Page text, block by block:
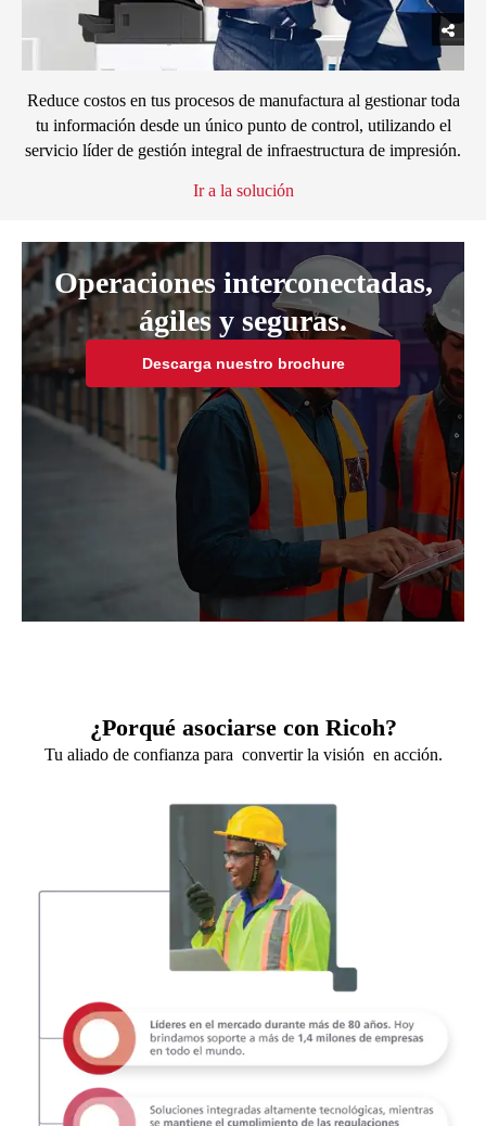
Reduce costos en tus procesos de manufactura al gestionar toda
tu información desde un único punto de control, utilizando el
servicio líder de gestión integral de infraestructura de impresión.
Ir a la solución
Operaciones interconectadas,
ágiles y seguras.
Descarga nuestro brochure
¿Porqué asociarse con Ricoh?
Tu aliado de confianza para convertir la visión en acción.